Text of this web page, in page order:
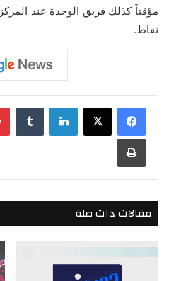
نقاط.
لينكدإن
طباعة
مقالات ذات صلة